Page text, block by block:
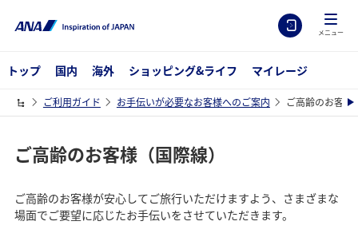
メニュー
トップ 国内 海外 ショッピング&ライフ マイレージ
ご利用ガイド お手伝いが必要なお客様へのご案内 ご高齢のお客様
ご高齢のお客様（国際線）
ご高齢のお客様が安心してご旅行いただけますよう、さまざまな
場面でご要望に応じたお手伝いをさせていただきます。